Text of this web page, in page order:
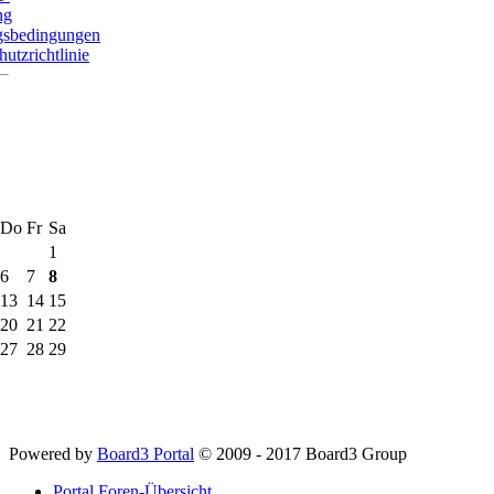
Do Fr Sa
1
6
7
8
13 14 15
20 21 22
27 28 29
Powered by Board3 Portal © 2009 - 2017 Board3 Group